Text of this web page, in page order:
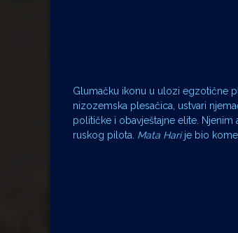
Glumačku ikonu u ulozi egzotične
nizozemska plesačica, ustvari
političke i obavještajne elite.
ruskog pilota. Mata Harije bio